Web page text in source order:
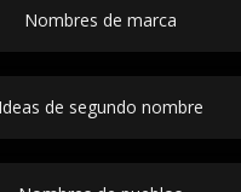
Nombres de marca
Ideas de segundo nombre